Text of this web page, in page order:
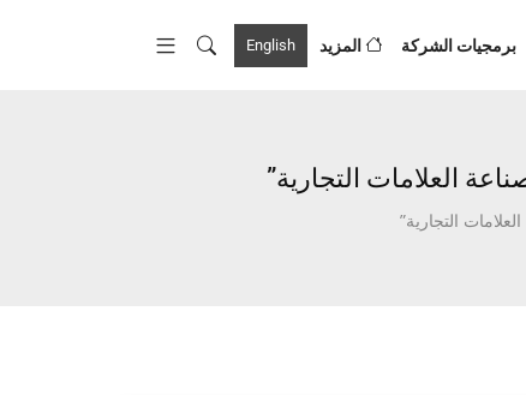
برمجيات الشركة المزيد English